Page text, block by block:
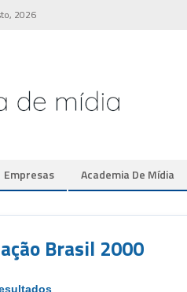
2026
Empresas Academia De Mídia
Brasil 2000